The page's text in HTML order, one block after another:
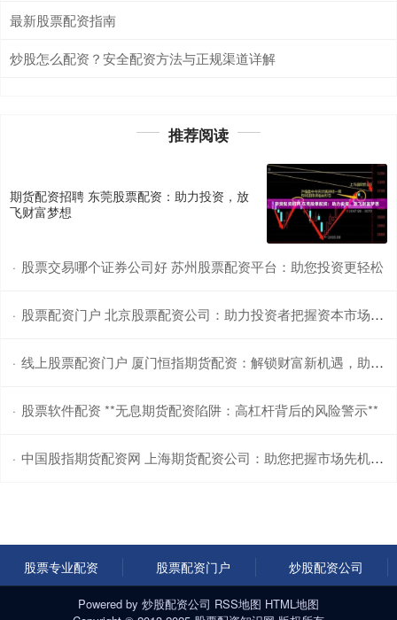
最新股票配资指南
炒股怎么配资？安全配资方法与正规渠道详解
推荐阅读
期货配资招聘 东莞股票配资：助力投资，放
飞财富梦想
· 股票交易哪个证券公司好 苏州股票配资平台：助您投资更轻松
· 股票配资门户 北京股票配资公司：助力投资者把握资本市场机遇
· 线上股票配资门户 厦门恒指期货配资：解锁财富新机遇，助你投资无忧
· 股票软件配资 **无息期货配资陷阱：高杠杆背后的风险警示**
· 中国股指期货配资网 上海期货配资公司：助您把握市场先机，实现财富梦想
股票专业配资 股票配资门户 炒股配资公司
Powered by 炒股配资公司 RSS地图 HTML地图